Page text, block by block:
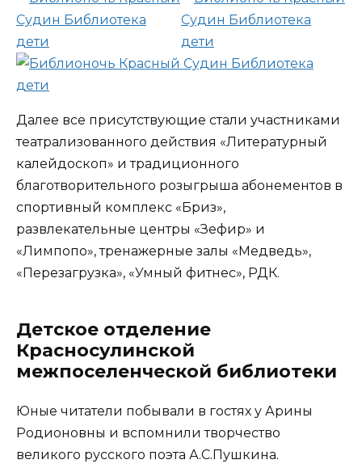
Далее все присутствующие стали участниками
театрализованного действия «Литературный
калейдоскоп» и традиционного
благотворительного розыгрыша абонементов в
спортивный комплекс «Бриз»,
развлекательные центры «Зефир» и
«Лимпопо», тренажерные залы «Медведь»,
«Перезагрузка», «Умный фитнес», РДК.
Детское отделение
Красносулинской
межпоселенческой библиотеки
Юные читатели побывали в гостях у Арины
Родионовны и вспомнили творчество
великого русского поэта А.С.Пушкина.